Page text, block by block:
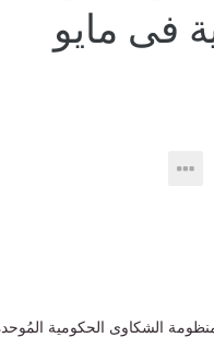
فى مايو
الشكاوى الحكومية